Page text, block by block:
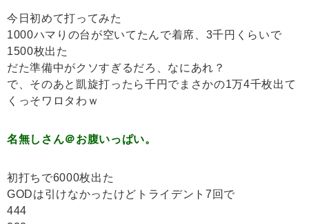
今日初めて打ってみた
1000ハマりの台が空いてたんで着席、3千円くらいで
1500枚出た
だた準備中がクソすぎるだろ、なにあれ？
で、そのあと凱旋打ったら千円でまさかの1万4千枚出て
くっそワロタわｗ
名無しさん＠お腹いっぱい。
初打ちで6000枚出た
GODは引けなかったけどトライデント7回で
444